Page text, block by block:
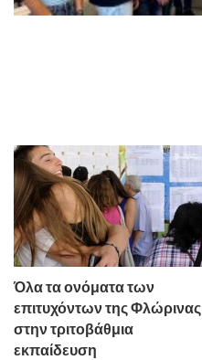
Όλα τα ονόματα των
επιτυχόντων της Φλώρινας
στην τριτοβάθμια
εκπαίδευση